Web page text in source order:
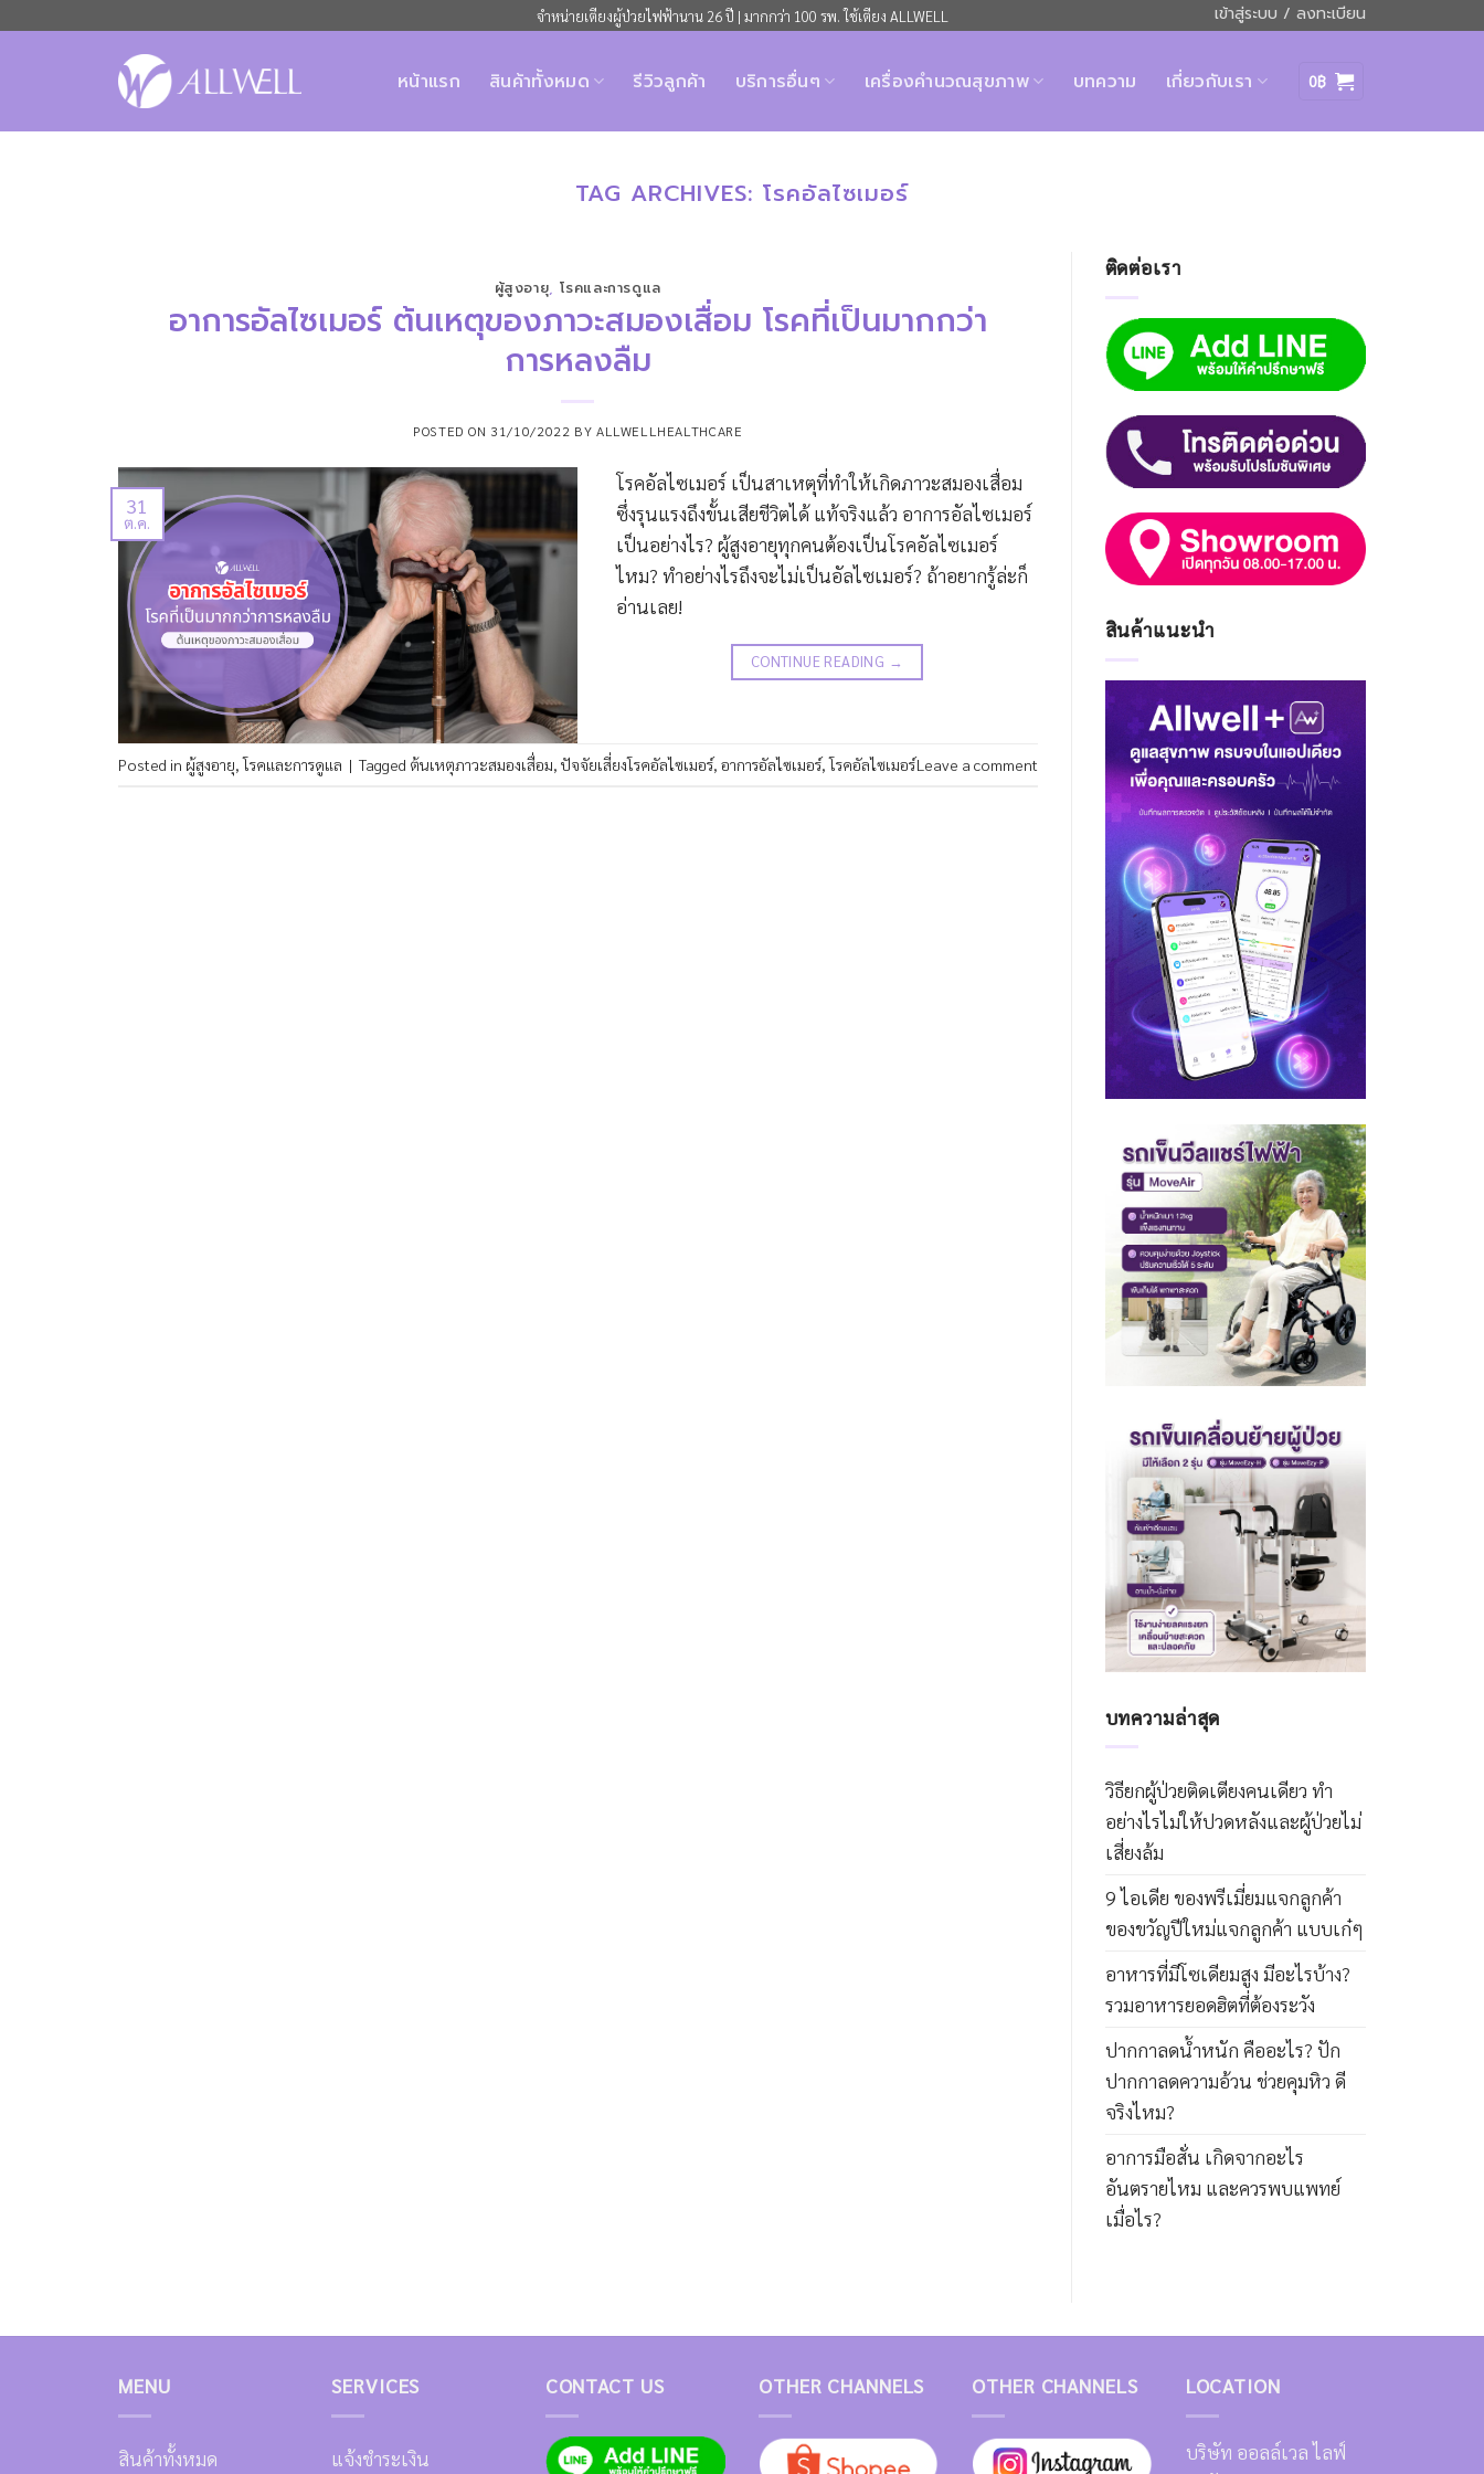
จำหน่ายเตียงผู้ป่วยไฟฟ้านาน 26 ปี | มากกว่า 100 รพ. ใช้เตียง ALLWELL เข้าสู่ระบบ / ลงทะเบียน
หน้าแรก สินค้าทั้งหมด รีวิวลูกค้า บริการอื่นๆ เครื่องคำนวณสุขภาพ บทความ เกี่ยวกับเรา 0฿
TAG ARCHIVES: โรคอัลไซเมอร์
ผู้สูงอายุ โรคและการดูแล
อาการอัลไซเมอร์ ต้นเหตุของภาวะสมองเสื่อม โรคที่เป็นมากกว่า
การหลงลืม
POSTED ON 31/10/2022 BY ALLWELLHEALTHCARE
31
ต.ค.
โรคอัลไซเมอร์ เป็นสาเหตุที่ทำให้เกิดภาวะสมองเสื่อม
ซึ่งรุนแรงถึงขั้นเสียชีวิตได้ แท้จริงแล้ว อาการอัลไซเมอร์
เป็นอย่างไร? ผู้สูงอายุทุกคนต้องเป็นโรคอัลไซเมอร์
ไหม? ทำอย่างไรถึงจะไม่เป็นอัลไซเมอร์? ถ้าอยากรู้ล่ะก็
อ่านเลย!
CONTINUE READING →
Posted in ผู้สูงอายุ,โรคและการดูแล | Tagged ต้นเหตุภาวะสมองเสื่อม, ปัจจัยเสี่ยงโรคอัลไซเมอร์, อาการอัลไซเมอร์,โรคอัลไซเมอร์Leave a comment
ติดต่อเรา
สินค้าแนะนำ
บทความล่าสุด
วิธียกผู้ป่วยติดเตียงคนเดียว ทำ
อย่างไรไม่ให้ปวดหลังและผู้ป่วยไม่
เสี่ยงล้ม
9 ไอเดีย ของพรีเมี่ยมแจกลูกค้า
ของขวัญปีใหม่แจกลูกค้า แบบเก๋ๆ
อาหารที่มีโซเดียมสูง มีอะไรบ้าง?
รวมอาหารยอดฮิตที่ต้องระวัง
ปากกาลดน้ำหนัก คืออะไร? ปัก
ปากกาลดความอ้วน ช่วยคุมหิว ดี
จริงไหม?
อาการมือสั่น เกิดจากอะไร
อันตรายไหม และควรพบแพทย์
เมื่อไร?
MENU
สินค้าทั้งหมด
SERVICES
แจ้งชำระเงิน
CONTACT US OTHER CHANNELS OTHER CHANNELS LOCATION
บริษัท ออลล์เวล ไลฟ์